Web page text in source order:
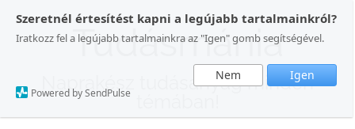
Szeretnél értesítést kapni a legújabb tartalmainkról?
Iratkozz fel a legújabb tartalmainkra az "Igen" gomb segítségével.
Nem Igen
Powered by SendPulse
content
Tudásmánia
Naprakész tudásanyag minden